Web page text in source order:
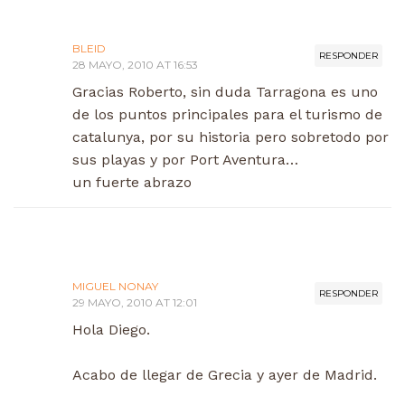
RESPONDER
BLEID
28 MAYO, 2010 AT 16:53
Gracias Roberto, sin duda Tarragona es uno
de los puntos principales para el turismo de
catalunya, por su historia pero sobretodo por
sus playas y por Port Aventura…
un fuerte abrazo
RESPONDER
MIGUEL NONAY
29 MAYO, 2010 AT 12:01
Hola Diego.
Acabo de llegar de Grecia y ayer de Madrid.